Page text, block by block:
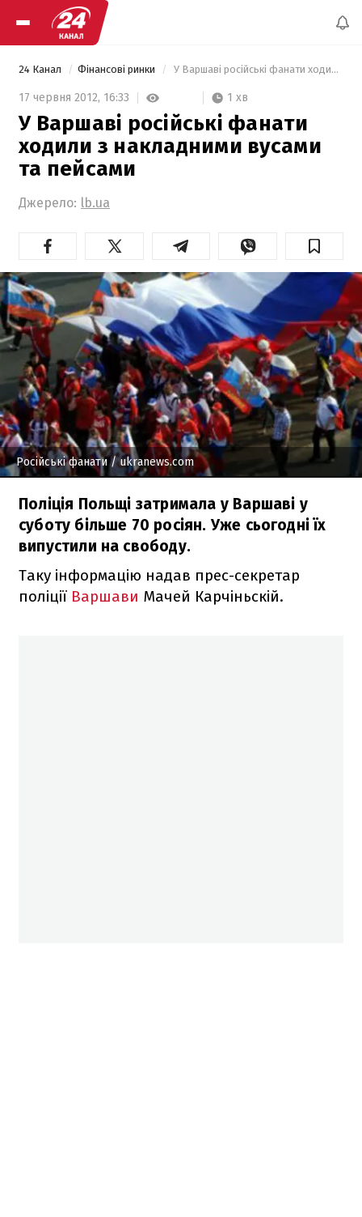
24 Канал Фінансові ринки У Варшаві російські фанати ходили з накладними вусами та пейсами
17 червня 2012, 16:33 1 хв
У Варшаві російські фанати
ходили з накладними вусами
та пейсами
Джерело: lb.ua
Російські фанати/ ukranews.com
Поліція Польщі затримала у Варшаві у
суботу більше 70 росіян. Уже сьогодні їх
випустили на свободу.
Таку інформацію надав прес-секретар
поліції Варшави Мачей Карчіньскій.